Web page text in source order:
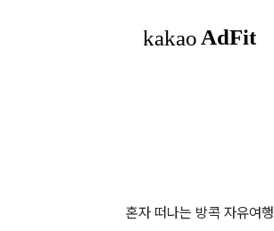
혼자 떠나는 방콕 자유여행